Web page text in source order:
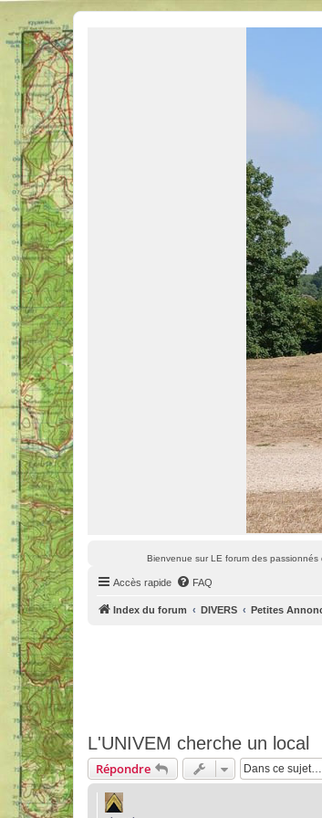
Bienvenue sur LE forum des passionnés de
Bienvenue sur LE forum des
Accès rapide FAQ
Index du forum DIVERS Petites
L'UNIVEM cherche un local
Répondre